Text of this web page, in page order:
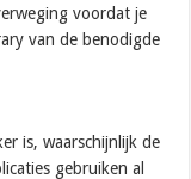
voordat je
van de benodigde
is, waarschijnlijk de
gebruiken al